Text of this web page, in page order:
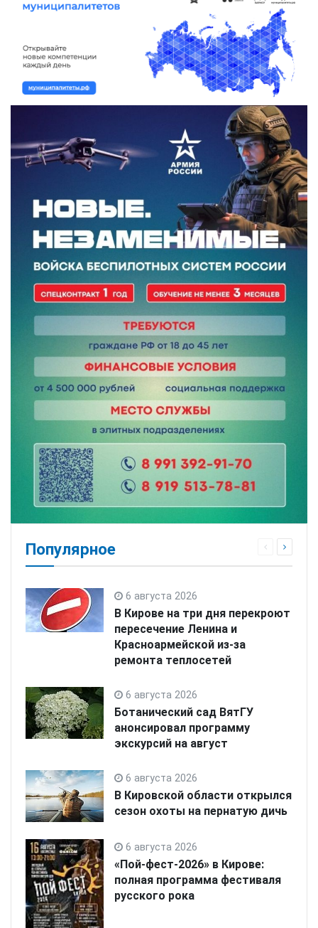
Популярное
6 августа 2026
В Кирове на три дня перекроют
пересечение Ленина и
Красноармейской из-за
ремонта теплосетей
6 августа 2026
Ботанический сад ВятГУ
анонсировал программу
экскурсий на август
6 августа 2026
В Кировской области открылся
сезон охоты на пернатую дичь
6 августа 2026
«Пой-фест-2026» в Кирове:
полная программа фестиваля
русского рока